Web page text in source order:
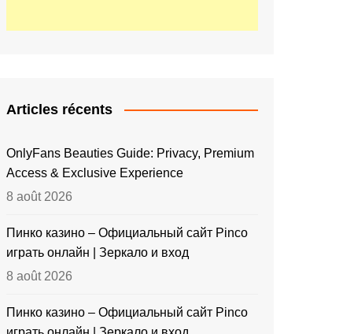
Articles récents
OnlyFans Beauties Guide: Privacy, Premium
Access & Exclusive Experience
8 août 2026
Пинко казино – Официальный сайт Pinco
играть онлайн | Зеркало и вход
8 août 2026
Пинко казино – Официальный сайт Pinco